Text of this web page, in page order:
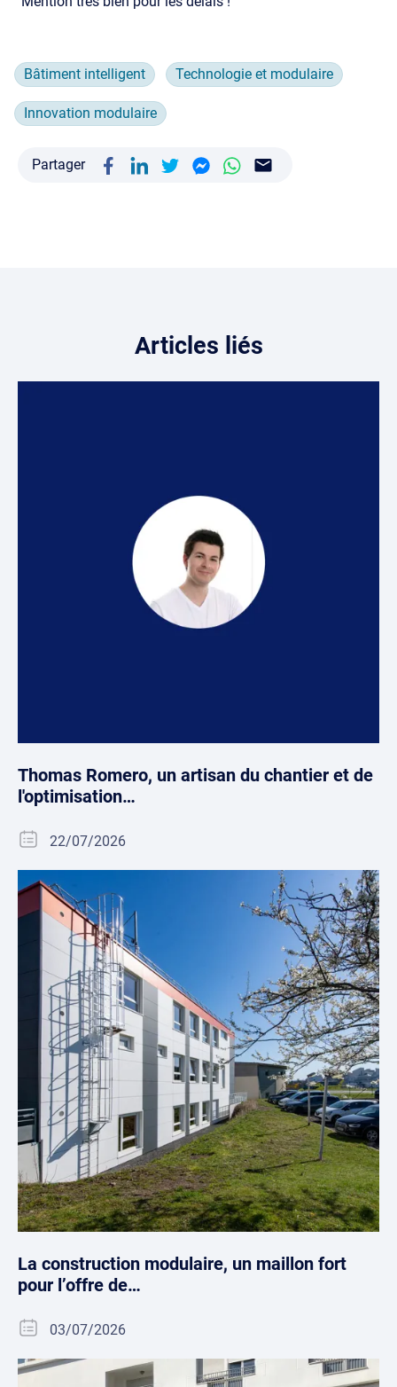
Bâtiment intelligent Technologie et modulaire
Innovation modulaire
Partager
Articles liés
Thomas Romero, un artisan du chantier et de
l'optimisation…
22/07/2026
La construction modulaire, un maillon fort
pour l’offre de…
03/07/2026